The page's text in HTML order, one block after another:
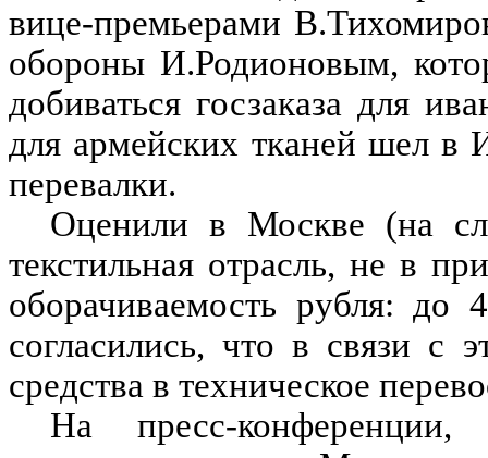
вице-премьерами
обороны И.Родионовым,
добиваться госзаказа для
для армейских тканей шел
перевалки.
Оценили в Москве (на
текстильная отрасль, не в
оборачиваемость рубля: до
согласились, что в связи с
средства в техническое
На пресс-